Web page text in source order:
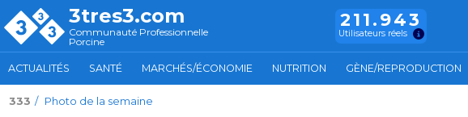
3tres3.com
Communauté Professionnelle
Porcine
211.943
Utilisateurs réels
ACTUALITÉS SANTÉ MARCHÉS/ÉCONOMIE NUTRITION GÈNE/REPRODUCTION
333 Photo de la semaine